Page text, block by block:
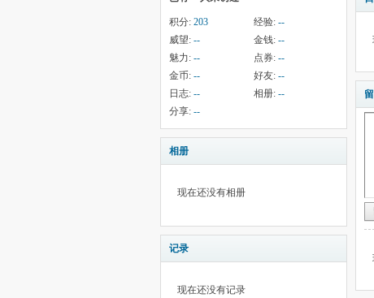
积分: 203 经验: --
威望: -- 金钱: --
魅力: -- 点券: --
金币: -- 好友: --
日志: -- 相册: --
分享: --
相册
现在还没有相册
记录
现在还没有记录